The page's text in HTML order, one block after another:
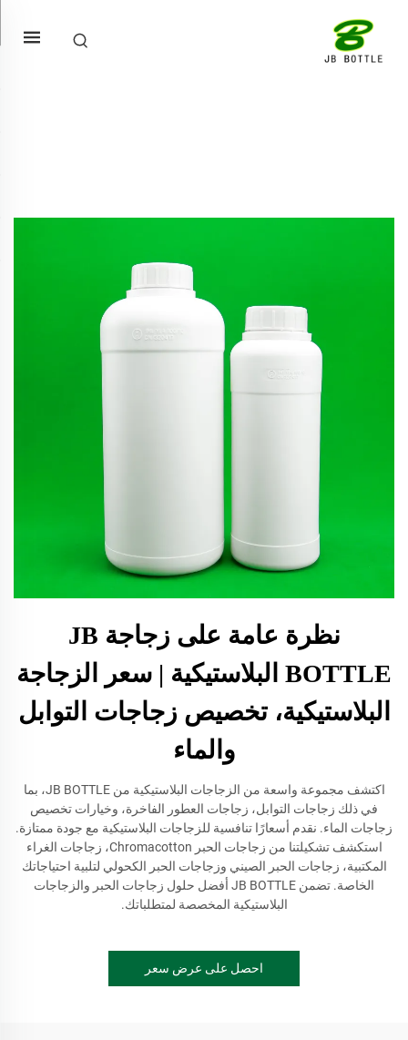
نظرة عامة على زجاجة JB
BOTTLE البلاستيكية | سعر الزجاجة
البلاستيكية، تخصيص زجاجات التوابل
والماء
اكتشف مجموعة واسعة من الزجاجات البلاستيكية من JB BOTTLE، بما
في ذلك زجاجات التوابل، زجاجات العطور الفاخرة، وخيارات تخصيص
زجاجات الماء. نقدم أسعارًا تنافسية للزجاجات البلاستيكية مع جودة ممتازة.
استكشف تشكيلتنا من زجاجات الحبر Chromacotton، زجاجات الغراء
المكتبية، زجاجات الحبر الصيني وزجاجات الحبر الكحولي لتلبية احتياجاتك
الخاصة. تضمن JB BOTTLE أفضل حلول زجاجات الحبر والزجاجات
البلاستيكية المخصصة لمتطلباتك.
احصل على عرض سعر